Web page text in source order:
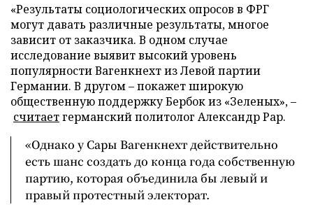
«Результаты социологических опросов в ФРГ
могут давать различные результаты, многое
зависит от заказчика. В одном случае
исследование выявит высокий уровень
популярности Вагенкнехт из Левой партии
Германии. В другом – покажет широкую
общественную поддержку Бербок из «Зеленых», –
считаетгерманский политолог Александр Рар.
«Однако у Сары Вагенкнехт действительно
есть шанс создать до конца года собственную
партию, которая объединила бы левый и
правый протестный электорат.